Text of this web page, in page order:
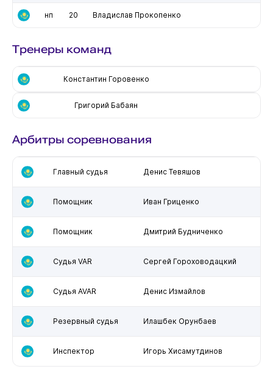
нп 20 Владислав Прокопенко
Тренеры команд
Константин Горовенко
Григорий Бабаян
Арбитры соревнования
Главный судья Денис Тевяшов
Помощник Иван Гриценко
Помощник Дмитрий Будниченко
Судья VAR Сергей Гороховодацкий
Судья AVAR Денис Измайлов
Резервный судья Илашбек Орунбаев
Инспектор Игорь Хисамутдинов